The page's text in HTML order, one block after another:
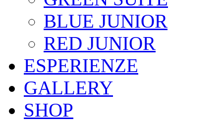
BLUE JUNIOR
RED JUNIOR
ESPERIENZE
GALLERY
SHOP